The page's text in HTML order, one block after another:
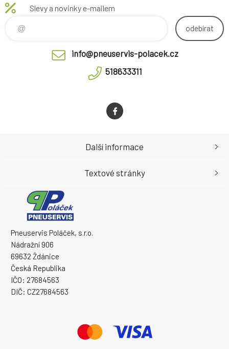
Slevy a novinky e-mailem
odebírat
info@pneuservis-polacek.cz
518633311
Pneuservis Poláček, s.r.o.
Nádražní 906
69632 Ždánice
Česká Republika
IČO: 27684563
DIČ: CZ27684563
Další informace
Textové stránky